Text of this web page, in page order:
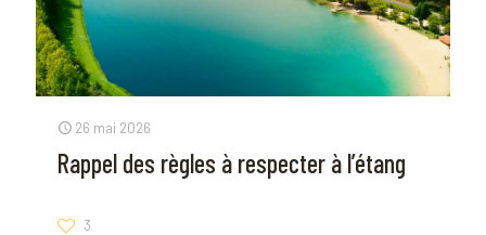
26 mai 2026
Rappel des règles à respecter à l’étang
3